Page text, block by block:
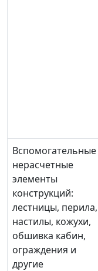
Вспомогательные
нерасчетные
элементы
конструкций:
лестницы, перила,
настилы, кожухи,
обшивка кабин,
ограждения и
другие